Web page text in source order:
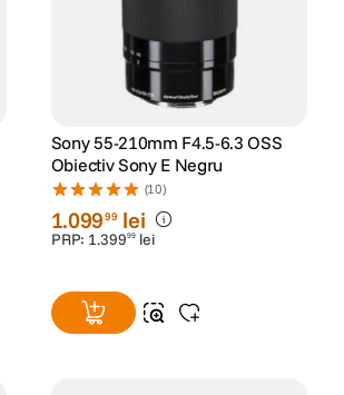
Sony 55-210mm F4.5-6.3 OSS
Obiectiv Sony E Negru
(10)
1.09999 lei
PRP: 1.39999 lei